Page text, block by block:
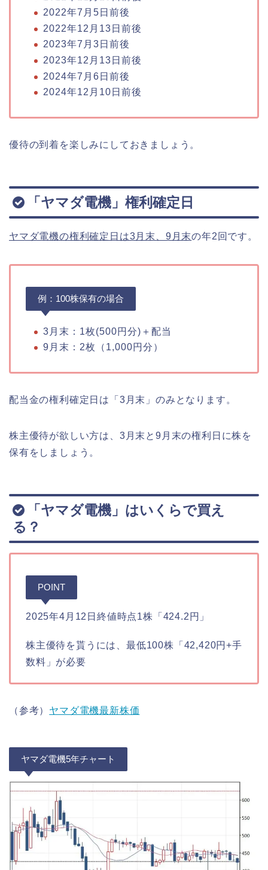
2022年7月5日前後
2022年12月13日前後
2023年7月3日前後
2023年12月13日前後
2024年7月6日前後
2024年12月10日前後
優待の到着を楽しみにしておきましょう。
「ヤマダ電機」権利確定日
ヤマダ電機の権利確定日は3月末、9月末の年2回です。
例：100株保有の場合
3月末： 1枚(500円分)＋配当
9月末：2枚（1,000円分）
配当金の権利確定日は「3月末」のみとなります。
株主優待が欲しい方は、3月末と9月末の権利日に株を
保有をしましょう。
「ヤマダ電機」はいくらで買え
る？
POINT
2025年4月12日終値時点1株「424.2円」
株主優待を貰うには、最低100株「42,420円+手
数料」が必要
（参考） ヤマダ電機最新株価
ヤマダ電機5年チャート